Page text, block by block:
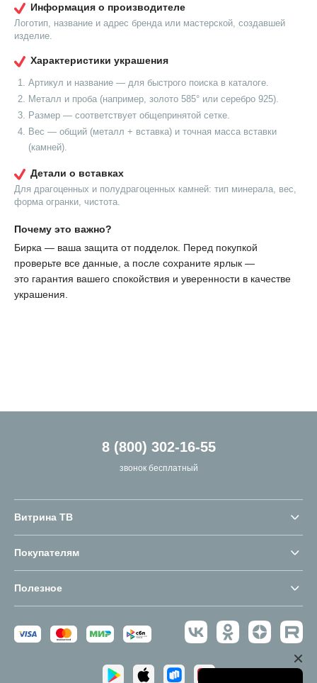
Информация о производителе
Логотип, название и адрес бренда или мастерской, создавшей
изделие.
Характеристики украшения
Артикул и название — для быстрого поиска в каталоге.
Металл и проба (например, золото 585° или серебро 925).
Размер — соответствует общепринятой сетке.
Вес — общий (металл + вставка) и точная масса вставки
(камней).
Детали о вставках
Для драгоценных и полудрагоценных камней: тип минерала, вес,
форма огранки, чистота.
Почему это важно?
Бирка — ваша защита от подделок. Перед покупкой
проверьте все данные, а после сохраните ярлык —
это гарантия вашего спокойствия и уверенности в качестве
украшения.
8 (800) 302-16-55
звонок бесплатный
Витрина ТВ
Покупателям
Полезное